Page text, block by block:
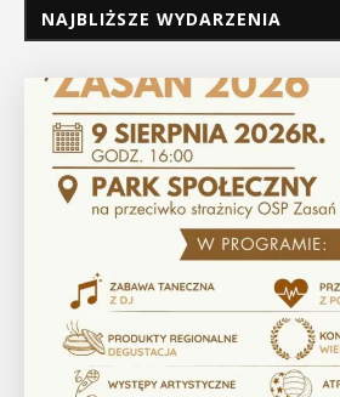
NAJBLIŻSZE WYDARZENIA